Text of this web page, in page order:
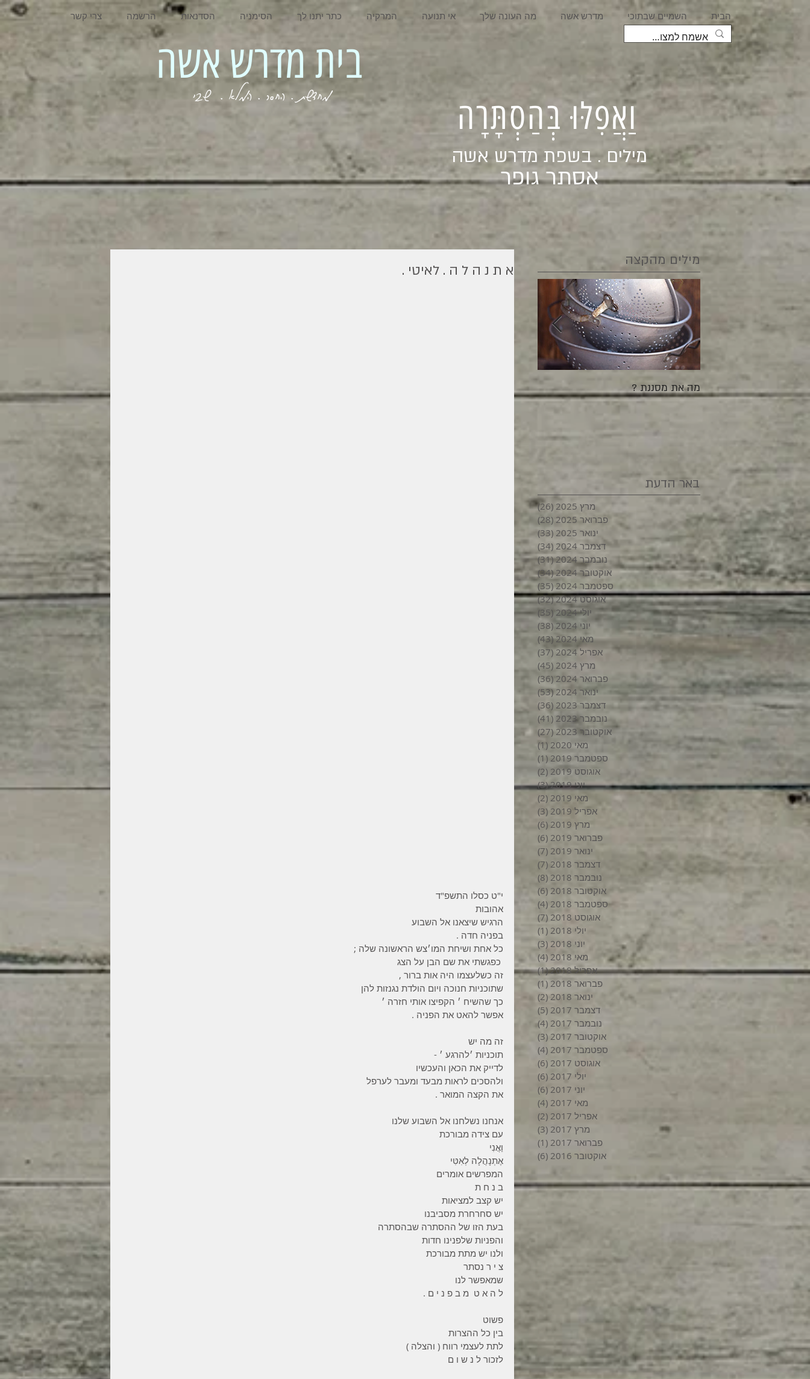
צרי קשר הרשמה הסדנאות הסימניה כתר יתנו לך המרקיה אי תנועה מה העונה שלך מדרש אשה השמיים שבתוכי הבית
מילים . בשפת מדרש אשה
אסתר גופר
וַאֲפִלּוּ בְּהַסְתָּרָה
א ת נ ה ל ה . לאיטי .
י"ט כסלו התשפ"ד
אהובות
הרגיש שיצאנו אל השבוע
בפניה חדה .
כל אחת ושיחת המו׳צש הראשונה שלה ;
זה כשלעצמו היה אות ברור ,
שתוכניות חנוכה ויום הולדת נגנזות להן
כך שהשיח ׳ הקפיצו אותי חזרה ׳
אפשר להאט את הפניה .
זה מה יש
תוכניות ׳להרגע ׳ -
לדייק את הכאן והעכשיו
ולהסכים לראות מבעד ומעבר לערפל
את הקצה המואר .
אנחנו נשלחנו אל השבוע שלנו
עם צידה מבורכת
וַאֲנִי
אֶתְנָהֲלָה לְאִטִּי
המפרשים אומרים
ב נ ח ת
יש קצב למציאות
יש סחרחרת מסביבנו
בעת הזו של ההסתרה שבהסתרה
והפניות שלפנינו חדות
ולנו יש מתת מבורכת
צ י ר נסתר
שמאפשר לנו
ל ה א ט  מ ב פ נ י ם .
פשוט
בין כל ההצרות
לתת לעצמי רווח ( והצלה )
לזכור ל נ ש ו ם
מילים מהקצה
מה את מסננת ? מילים ליוחנן
באר הדעת
מרץ 2025 (26)
26 פוסטים
פברואר 2025
(28)
ינואר 2025
(33)
33 פוסטים
דצמבר 2024
(34)
34 פוסטים
נובמבר 2024
(31)
31 פוסטים
אוקטובר 2024
(34)
34 פוסטים
ספטמבר 2024
(35)
35 פוסטים
אוגוסט 2024
(32)
32 פוסטים
יולי 2024
(35)
35 פוסטים
יוני 2024
(38)
מאי 2024
(43)
אפריל 2024
(37)
מרץ 2024
(45)
פברואר 2024
(36)
36 פוסטים
ינואר 2024
(53)
דצמבר 2023
(36)
נובמבר 2023
(41)
אוקטובר 2023
(27)
27 פוסטים
מאי 2020
(1)
פוסט 1
ספטמבר 2019
(1)
פוסט 1
אוגוסט 2019
(2)
יוני 2019
(3)
3 פוסטים
מאי 2019
(2)
אפריל 2019
(3)
מרץ 2019
(6)
פברואר 2019
(6)
ינואר 2019
(7)
דצמבר 2018
(7)
נובמבר 2018
(8)
אוקטובר 2018
(6)
ספטמבר 2018
(4)
אוגוסט 2018
(7)
יולי 2018
(1)
יוני 2018
(3)
מאי 2018
(4)
אפריל 2018
(1)
פוסט 1
פברואר 2018
(1)
פוסט 1
ינואר 2018
(2)
2 פוסטים
דצמבר 2017
(5)
נובמבר 2017
(4)
4 פוסטים
אוקטובר 2017
(3)
ספטמבר 2017
(4)
אוגוסט 2017
(6)
יולי 2017
(6)
יוני 2017
(6)
מאי 2017
(4)
אפריל 2017
(2)
מרץ 2017
(3)
פברואר 2017
(1)
אוקטובר 2016
(6)
מחדשת . החסר . המלא . שבי
בית מדרש אשה